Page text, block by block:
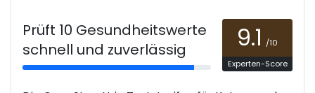
Prüft 10 Gesundheitswerte
schnell und zuverlässig
9.1 /10
Experten-Score